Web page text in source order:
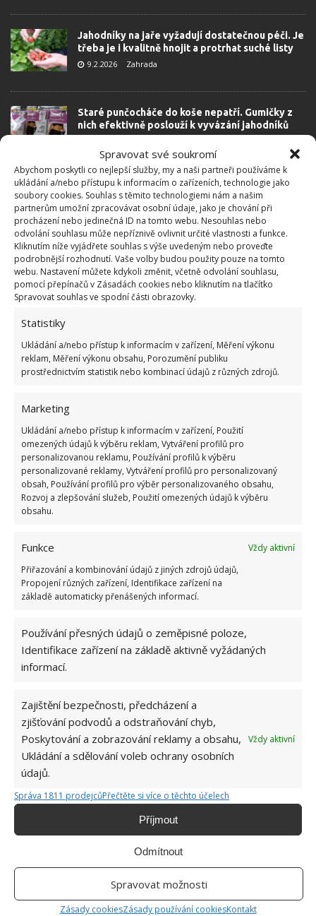
Spravovat své soukromí
Abychom poskytli co nejlepší služby, my a naši partneři používáme k
ukládání a/nebo přístupu k informacím o zařízeních, technologie jako
soubory cookies. Souhlas s těmito technologiemi nám a našim
partnerům umožní zpracovávat osobní údaje, jako je chování při
procházení nebo jedinečná ID na tomto webu. Nesouhlas nebo
odvolání souhlasu může nepříznivě ovlivnit určité vlastnosti a funkce.
Kliknutím níže vyjádřete souhlas s výše uvedeným nebo proveďte
podrobnější rozhodnutí. Vaše volby budou použity pouze na tomto
webu. Nastavení můžete kdykoli změnit, včetně odvolání souhlasu,
pomocí přepínačů v Zásadách cookies nebo kliknutím na tlačítko
Spravovat souhlas ve spodní části obrazovky.
Statistiky
Ukládání a/nebo přístup k informacím v zařízení, Měření výkonu
reklam, Měření výkonu obsahu, Porozumění publiku
prostřednictvím statistik nebo kombinací údajů z různých zdrojů.
Marketing
Ukládání a/nebo přístup k informacím v zařízení, Použití
omezených údajů k výběru reklam, Vytváření profilů pro
personalizovanou reklamu, Používání profilů k výběru
personalizované reklamy, Vytváření profilů pro personalizovaný
obsah, Používání profilů pro výběr personalizovaného obsahu,
Rozvoj a zlepšování služeb, Použití omezených údajů k výběru
obsahu.
Funkce
Vždy aktivní
Přiřazování a kombinování údajů z jiných zdrojů údajů,
Propojení různých zařízení, Identifikace zařízení na
základě automaticky přenášených informací.
Používání přesných údajů o zeměpisné poloze,
Identifikace zařízení na základě aktivně vyžádaných
informací.
Zajištění bezpečnosti, předcházení a
zjišťování podvodů a odstraňování chyb,
Poskytování a zobrazování reklamy a obsahu,
Ukládání a sdělování voleb ochrany osobních
údajů.
Vždy aktivní
Správa 1811 prodejcůPřečtěte si více o těchto účelech
Příjmout
Odmítnout
Spravovat možnosti
Zásady cookiesZásady používání cookiesKontakt
Jahodníky na jaře vyžadují dostatečnou péči. Je
třeba je i kvalitně hnojit a protrhat suché listy
9.2.2026 Zahrada
Staré punčocháče do koše nepatří. Gumičky z
nich efektivně poslouží k vyvázání jahodníků
Jahodníky je velice důležité správně vysadit.
Roli hrají i rozestupy a hloubka
25.4.2025 Zahrada
1 2 3 »
OBLÍBENÉ ČLÁNKY
Pokuta až 10 000 Kč hrozí za nesprávné sekání i
nesekání trávy. Záleží i na prostředku a lokaci
1.6.2026
Test znalostí o každodenní realitě za
komunismu: 10 retro otázek ukáže, kdo má
23.6.2026
velkou chybu. Odpuzuje totiž škůdce a
rostlinám dodává živiny
9.8.2026